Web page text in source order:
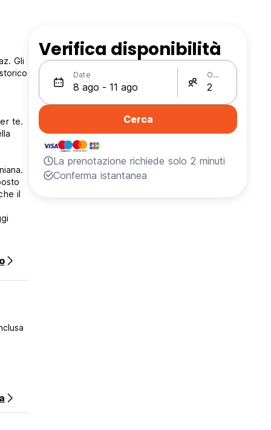
Gli
te.
il
e
Verifica disponibilità
Date Ospiti
Cerca
La prenotazione richiede solo 2 minuti
Conferma istantanea